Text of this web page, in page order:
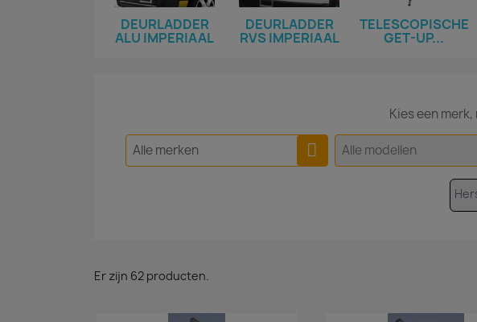
DEURLADDER
ALU IMPERIAAL
DEURLADDER
RVS IMPERIAAL
TELESCOPISCHE
GET-UP...
Kies een
Alle merken Alle modellen
Er zijn 62 producten.